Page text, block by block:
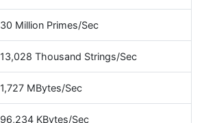
30 Million Primes/Sec
13,028 Thousand Strings/Sec
1,727 MBytes/Sec
96,234 KBytes/Sec